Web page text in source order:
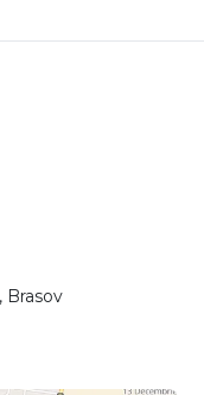
Brasov